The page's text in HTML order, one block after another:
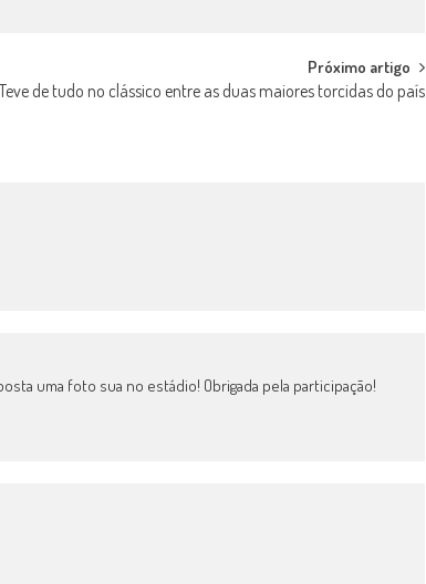
Próximo artigo
Teve de tudo no clássico entre as duas maiores torcidas do país
uma foto sua no estádio! Obrigada pela participação!